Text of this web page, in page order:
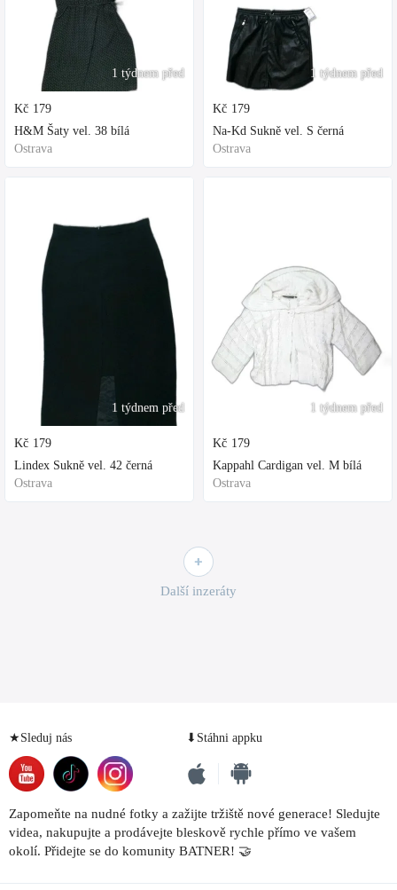
1 týdnem před
Kč 179
H&M Šaty vel. 38 bílá
Ostrava
1 týdnem před
Kč 179
Lindex Sukně vel. 42 černá
Ostrava
1 týdnem před
Kč 179
Na-Kd Sukně vel. S černá
Ostrava
1 týdnem před
Kč 179
Kappahl Cardigan vel. M bílá
Ostrava
Další inzeráty
★Sleduj nás ⬇Stáhni appku
Zapomeňte na nudné fotky a zažijte tržiště nové generace! Sledujte
videa, nakupujte a prodávejte bleskově rychle přímo ve vašem
okolí. Přidejte se do komunity BATNER! 🤝